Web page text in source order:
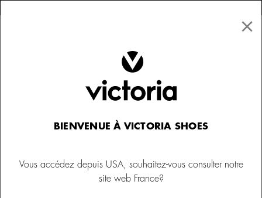
×
BIENVENUE À VICTORIA SHOES
Vous accédez depuis USA, souhaitez-vous consulter notre
site web France?